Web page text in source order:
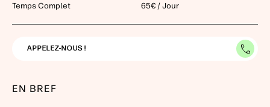
Temps Complet
65€ / Jour
APPELEZ-NOUS !
EN BREF